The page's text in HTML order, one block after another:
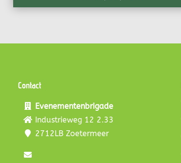
Contact
Evenementenbrigade
Industrieweg 12 2.33
2712LB Zoetermeer